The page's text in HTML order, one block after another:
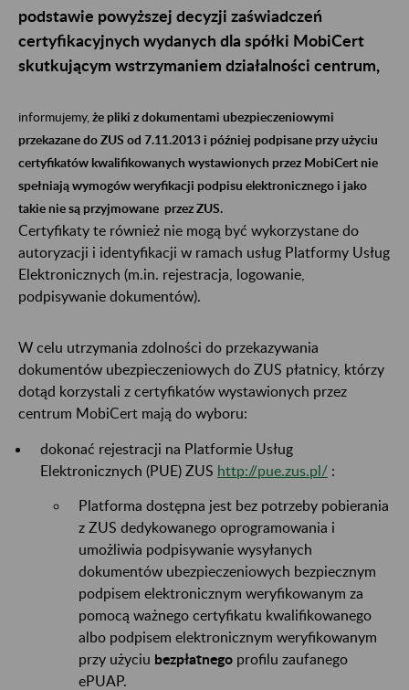
podstawie powyższej decyzji zaświadczeń
certyfikacyjnych wydanych dla spółki MobiCert
skutkującym wstrzymaniem działalności centrum,
informujemy,że pliki z dokumentami ubezpieczeniowymi
przekazane do ZUS od 7.11.2013 i później podpisane przy użyciu
certyfikatów kwalifikowanych wystawionych przez MobiCert nie
spełniają wymogów weryfikacji podpisu elektronicznego i jako
takie nie są przyjmowane przez ZUS.
Certyfikaty te również nie mogą być wykorzystane do
autoryzacji i identyfikacji w ramach usług Platformy Usług
Elektronicznych (m.in. rejestracja, logowanie,
podpisywanie dokumentów).
W celu utrzymania zdolności do przekazywania
dokumentów ubezpieczeniowych do ZUS płatnicy, którzy
dotąd korzystali z certyfikatów wystawionych przez
centrum MobiCert mają do wyboru:
dokonać rejestracji na Platformie Usług
Elektronicznych (PUE) ZUS http://pue.zus.pl/ :
Platforma dostępna jest bez potrzeby pobierania
z ZUS dedykowanego oprogramowania i
umożliwia podpisywanie wysyłanych
dokumentów ubezpieczeniowych bezpiecznym
podpisem elektronicznym weryfikowanym za
pomocą ważnego certyfikatu kwalifikowanego
albo podpisem elektronicznym weryfikowanym
przy użyciu bezpłatnego profilu zaufanego
ePUAP.